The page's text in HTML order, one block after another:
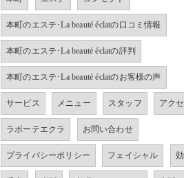
本町のエステ･La beauté éclatの口コミ情報
本町のエステ･La beauté éclatの評判
本町のエステ･La beauté éclatのお客様の声
サービス メニュー スタッフ アク
ラボーテエクラ お問い合わせ
プライバシーポリシー フェイシャル